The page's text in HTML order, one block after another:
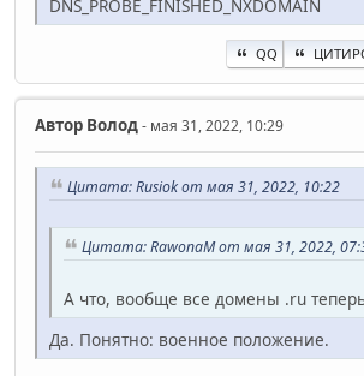
DNS_PROBE_FINISHED_NXDOMAIN
QQ
Автор Волод- мая 31, 2022, 10:29
Цитата: Rusiok от мая 31, 2022, 10:22
Цитата: RawonaM от мая 31, 2022,
А что, вообще все домены .ru
Да. Понятно: военное положение.